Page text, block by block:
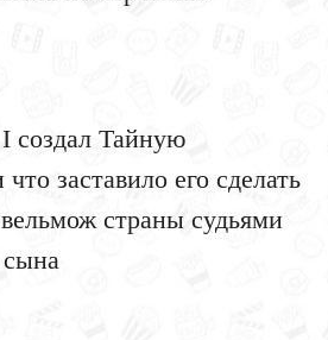
создал Тайную
заставило его сделать
страны судьями
сына